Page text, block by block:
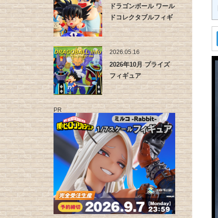
ドラゴンボール ワール
ドコレクタブルフィギ
ュア -…
2026.05.16
2026年10月 プライズ
フィギュア
PR